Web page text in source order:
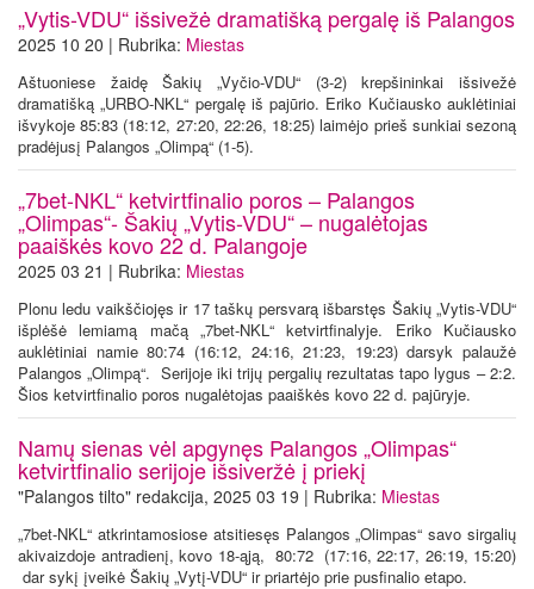
„Vytis-VDU“ išsivežė dramatišką pergalę iš Palangos
2025 10 20 | Rubrika: Miestas
Aštuoniese žaidę Šakių „Vyčio-VDU“ (3-2) krepšininkai išsivežė
dramatišką „URBO-NKL“ pergalę iš pajūrio. Eriko Kučiausko auklėtiniai
išvykoje 85:83 (18:12, 27:20, 22:26, 18:25) laimėjo prieš sunkiai sezoną
pradėjusį Palangos „Olimpą“ (1-5).
„7bet-NKL“ ketvirtfinalio poros – Palangos
„Olimpas“- Šakių „Vytis-VDU“ – nugalėtojas
paaiškės kovo 22 d. Palangoje
2025 03 21 | Rubrika: Miestas
Plonu ledu vaikščiojęs ir 17 taškų persvarą išbarstęs Šakių „Vytis-VDU“
išplėšė lemiamą mačą „7bet-NKL“ ketvirtfinalyje. Eriko Kučiausko
auklėtiniai namie 80:74 (16:12, 24:16, 21:23, 19:23) darsyk palaužė
Palangos „Olimpą“. Serijoje iki trijų pergalių rezultatas tapo lygus – 2:2.
Šios ketvirtfinalio poros nugalėtojas paaiškės kovo 22 d. pajūryje.
Namų sienas vėl apgynęs Palangos „Olimpas“
ketvirtfinalio serijoje išsiveržė į priekį
"Palangos tilto" redakcija, 2025 03 19 | Rubrika: Miestas
„7bet-NKL“ atkrintamosiose atsitiesęs Palangos „Olimpas“ savo sirgalių
akivaizdoje antradienį, kovo 18-ąją, 80:72 (17:16, 22:17, 26:19, 15:20)
dar sykį įveikė Šakių „Vytį-VDU“ ir priartėjo prie pusfinalio etapo.